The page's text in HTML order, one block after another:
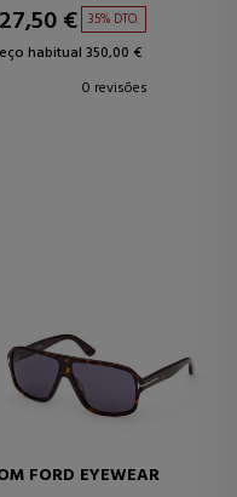
€ 35% DTO.
habitual 350,00 €
0 revisões
FORD EYEWEAR